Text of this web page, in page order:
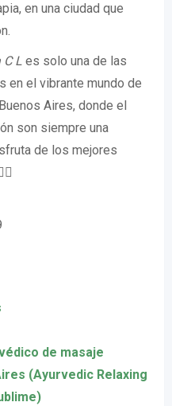
en una ciudad que
C L es solo una de las
en el vibrante mundo de
Aires, donde el
son siempre una
de los mejores
de masaje
(Ayurvedic Relaxing